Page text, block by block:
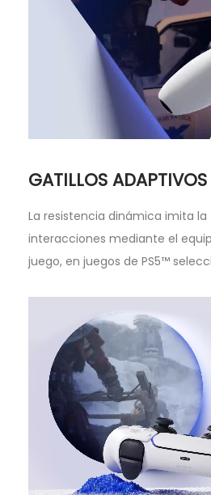
GATILLOS ADAPTIVOS
La resistencia dinámica imita la
interacciones mediante el
juego, en juegos de PS5™